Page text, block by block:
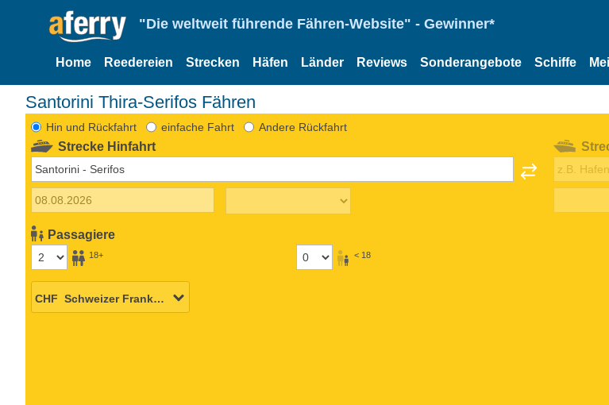
"Die weltweit führende Fähren-Website" - Gewinner*
Home Reedereien Strecken Häfen Länder Reviews Sonderangebote Schiffe
Santorini Thira-Serifos Fähren
Hin und Rückfahrt einfache Fahrt Andere Rückfahrt
Strecke Hinfahrt
Passagiere
18+ < 18